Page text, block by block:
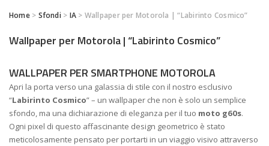
Home> Sfondi> IA > Wallpaper per Motorola | “Labirinto Cosmico”
Wallpaper per Motorola | “Labirinto Cosmico”
WALLPAPER PER SMARTPHONE MOTOROLA
Apri la porta verso una galassia di stile con il nostro esclusivo
“Labirinto Cosmico” – un wallpaper che non è solo un semplice
sfondo, ma una dichiarazione di eleganza per il tuo moto g60s.
Ogni pixel di questo affascinante design geometrico è stato
meticolosamente pensato per portarti in un viaggio visivo attraverso